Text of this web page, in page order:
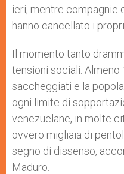
ieri, mentre compagnie
hanno cancellato i
Il momento tanto
tensioni sociali.
saccheggiati e la
ogni limite di
venezuelane, in molte
ovvero migliaia di
segno di dissenso,
Maduro.